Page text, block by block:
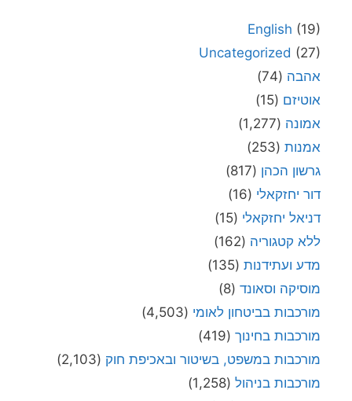
English (19)
Uncategorized (27)
אהבה (74)
אוטיזם (15)
אמונה (1,277)
אמנות (253)
גרשון הכהן (817)
דור יחזקאלי (16)
דניאל יחזקאלי (15)
ללא קטגוריה (162)
מדע ועתידנות (135)
מוסיקה וסאונד (8)
מורכבות בביטחון לאומי (4,503)
מורכבות בחינוך (419)
מורכבות במשפט, בשיטור ובאכיפת חוק (2,103)
מורכבות בניהול (1,258)